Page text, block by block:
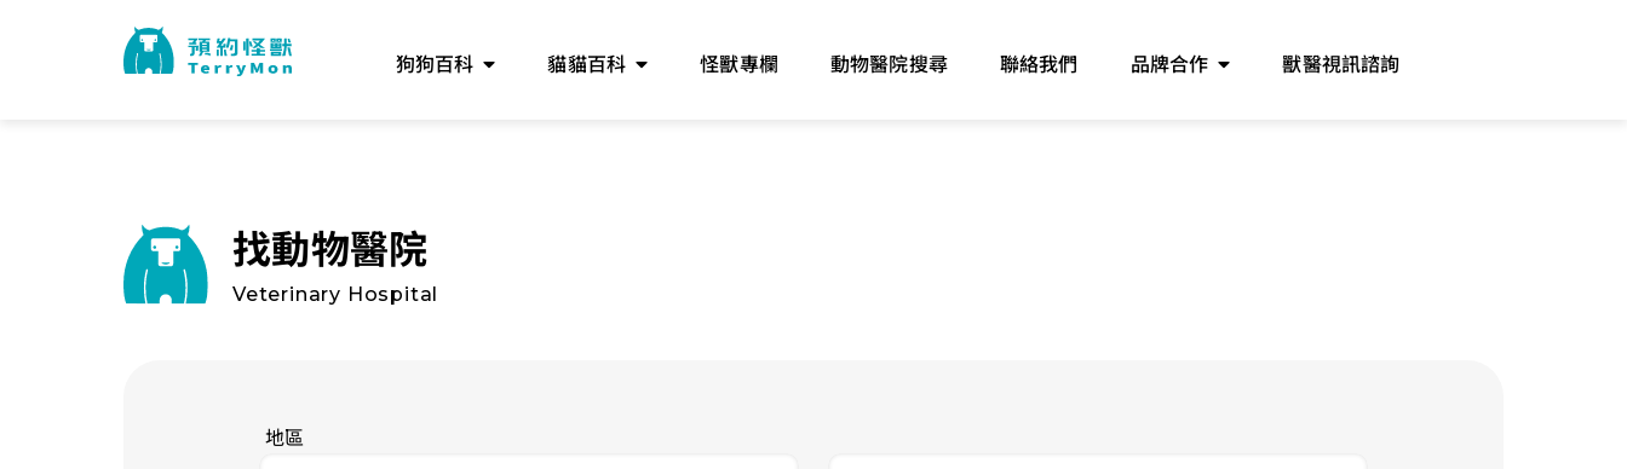
狗狗百科 貓貓百科 怪獸專欄 動物醫院搜尋 聯絡我們 品牌合作 獸醫視訊諮詢
找動物醫院
Veterinary Hospital
地區